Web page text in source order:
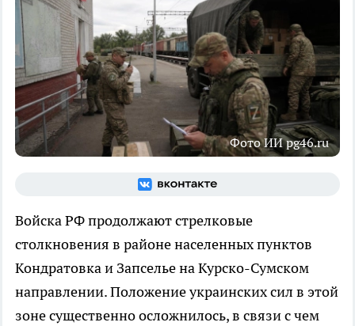
Фото ИИ pg46.ru
Войска РФ продолжают стрелковые
столкновения в районе населенных пунктов
Кондратовка и Запселье на Курско-Сумском
направлении. Положение украинских сил в этой
зоне существенно осложнилось, в связи с чем